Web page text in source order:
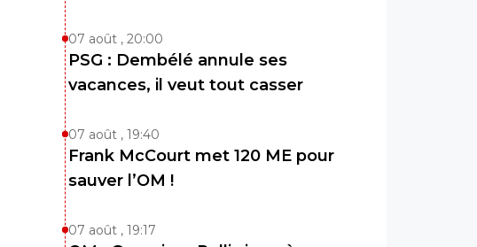
07 août , 20:00
PSG : Dembélé annule ses
vacances, il veut tout casser
07 août , 19:40
Frank McCourt met 120 ME pour
sauver l’OM !
07 août , 19:17